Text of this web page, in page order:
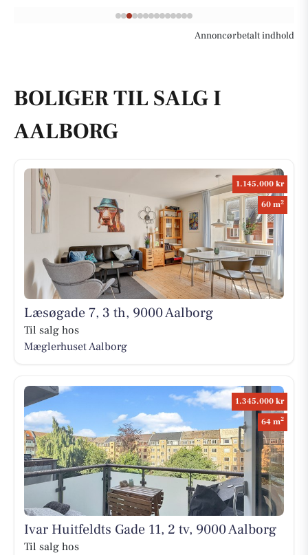
Annoncørbetalt indhold
BOLIGER TIL SALG I
AALBORG
1.145.000 kr
60 m2
Læsøgade 7, 3 th, 9000 Aalborg
Til salg hos
Mæglerhuset Aalborg
1.345.000 kr
64 m2
Ivar Huitfeldts Gade 11, 2 tv, 9000 Aalborg
Til salg hos